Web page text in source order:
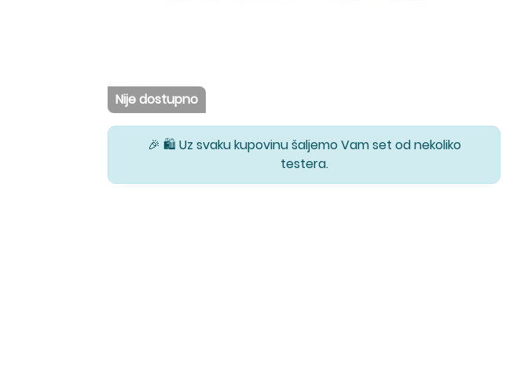
Nije dostupno
🎉 🛍️ Uz svaku kupovinu šaljemo Vam set od nekoliko
testera.